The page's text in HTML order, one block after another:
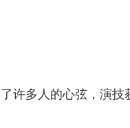
多人的心弦，演技